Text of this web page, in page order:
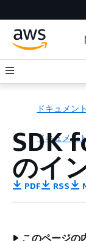
ドキュメント
ドキュメン
SDK
のイ
PDF RSS
このページの